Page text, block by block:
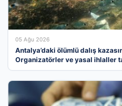
05 Ağu 2026
Antalya’daki ölümlü dalış
Organizatörler ve yasal ihlaller